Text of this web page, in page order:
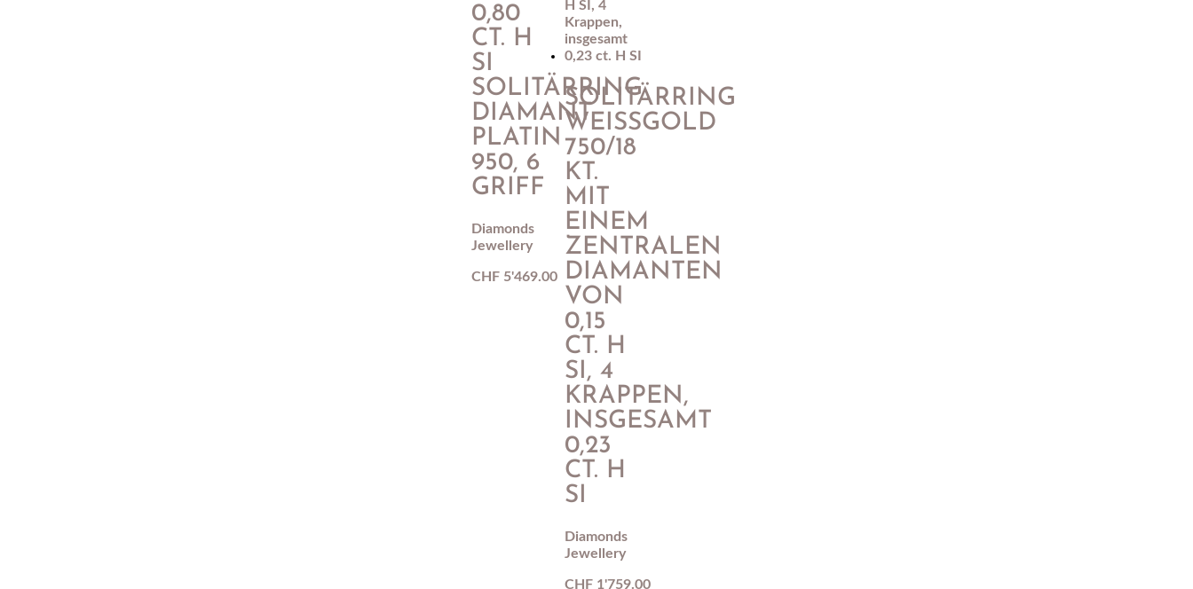
0,80
CT. H
SI
SOLITÄRRING
DIAMANT
PLATIN
950, 6
GRIFF
Diamonds
Jewellery
CHF 5'469.00
SOLITÄRRING
WEISSGOLD 7
50/18 K
T. M
IT E
INEM Z
ENTRALEN D
IAMANTEN V
ON 0
,15 C
T. H S
I, 4 K
RAPPEN, I
NSGESAMT 0
,23 C
T. H S
I
Diamonds
Jewellery
CHF 1'759.00